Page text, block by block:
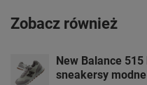
Zobacz również
New Balance
sneakersy